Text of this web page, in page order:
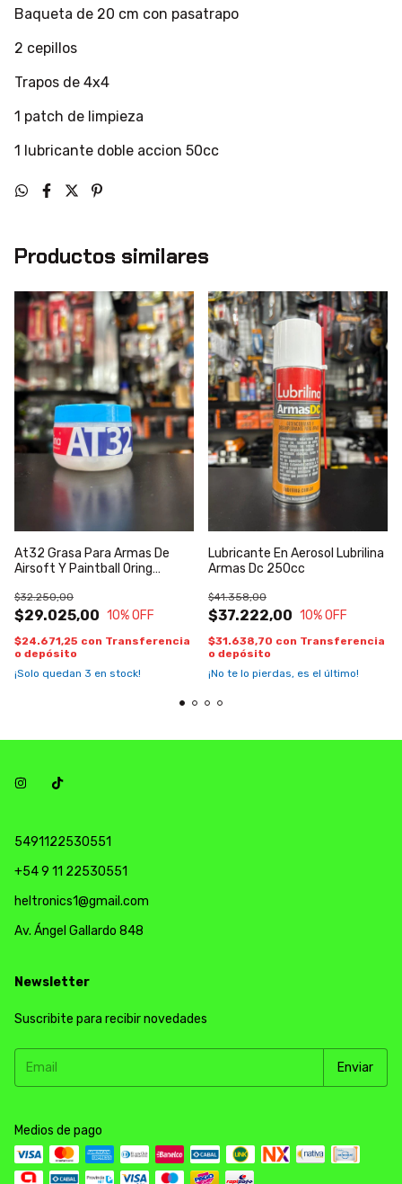
Baqueta de 20 cm con pasatrapo
2 cepillos
Trapos de 4x4
1 patch de limpieza
1 lubricante doble accion 50cc
Productos similares
At32 Grasa Para Armas De
Airsoft Y Paintball Oring
$29.025,00
$32.250,00
10% OFF
$24.671,25 con Transferencia
o depósito
¡Solo quedan 3 en stock!
Lubricante En Aerosol Lubrilina
Armas Dc 250cc
$37.222,00
$41.358,00
10% OFF
$31.638,70 con Transferencia
o depósito
¡No te lo pierdas, es el último!
5491122530551
+54 9 11 22530551
heltronics1@gmail.com
Av. Ángel Gallardo 848
Newsletter
Suscribite para recibir novedades
Medios de pago